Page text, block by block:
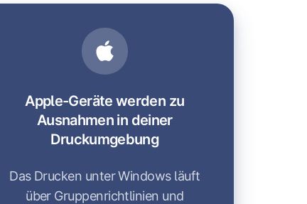
Apple-Geräte werden zu
Ausnahmen in deiner
Druckumgebung
Das Drucken unter Windows läuft
über Gruppenrichtlinien und